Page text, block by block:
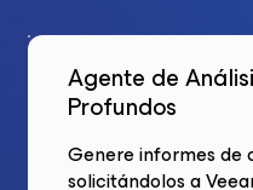
Agente de
Profundos
Genere informes de
solicitándolos a